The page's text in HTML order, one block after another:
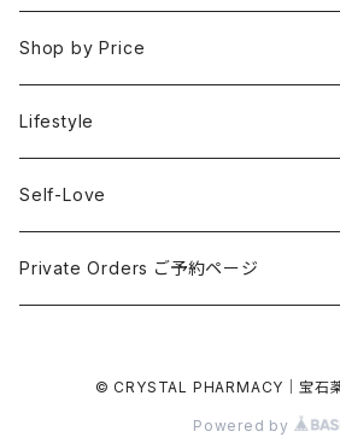
Earrings
Keychain Charms & Accessories
Imported Collection
Air 風(思考,表現,循環)
Eart 土(グラウンディング,安定,現実)
5 Element Set
アクアマリン
アゲート
アズライト
アパタイト
Gold
Silver
Red / Orange
Pink / Purple
Rough 原石
Tumbled タンブル
Loose ルース
Palm 握り石
Shop by Price
Under ¥3000
¥3001〜¥5000
¥5001〜¥10000
Lifestyle
Self-Love
SELF LOVE CARD/SEX TALK CARD
Private Orders ご予約ページ
© CRYSTAL PHARMACY｜宝石薬
Powered by